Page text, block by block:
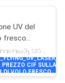
UV del
fresco
Please inquire individually MOQ:1
CIF SULLA
DI VOLO FRESCO